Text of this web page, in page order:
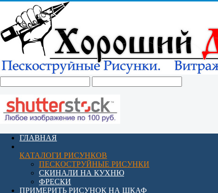
ГЛАВНАЯ
КАТАЛОГИ РИСУНКОВ
ПЕСКОСТРУЙНЫЕ РИСУНКИ
СКИНАЛИ НА КУХНЮ
ФРЕСКИ
ПРИМЕРИТЬ РИСУНОК НА ШКАФ